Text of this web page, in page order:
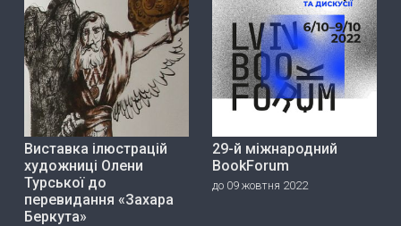
Виставка ілюстрацій
художниці Олени
Турської до
перевидання «Захара
Беркута»
29-й міжнародний
BookForum
до 09 жовтня 2022